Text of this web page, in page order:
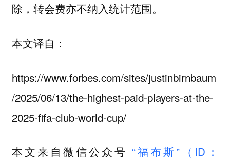
除，转会费亦不纳入统计范围。
本文译自：
https://www.forbes.com/sites/justinbirnbaum
/2025/06/13/the-highest-paid-players-at-the-
2025-fifa-club-world-cup/
本文来自微信公众号 “福布斯”（ID：